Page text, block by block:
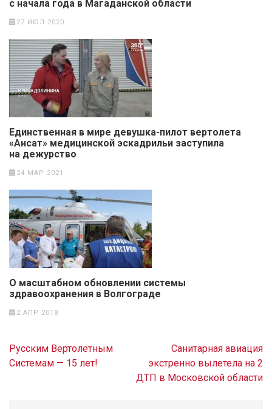
с начала года в Магаданской области
27 ИЮЛ 2020
Единственная в мире девушка-пилот вертолета
«Ансат» медицинской эскадрильи заступила
на дежурство
24 МАР 2021
О масштабном обновлении системы
здравоохранения в Волгограде
2 АПР 2018
Навигация
по
Русским Вертолетным
Системам — 15 лет!
Санитарная авиация
экстренно вылетела на 2
ДТП в Московской области